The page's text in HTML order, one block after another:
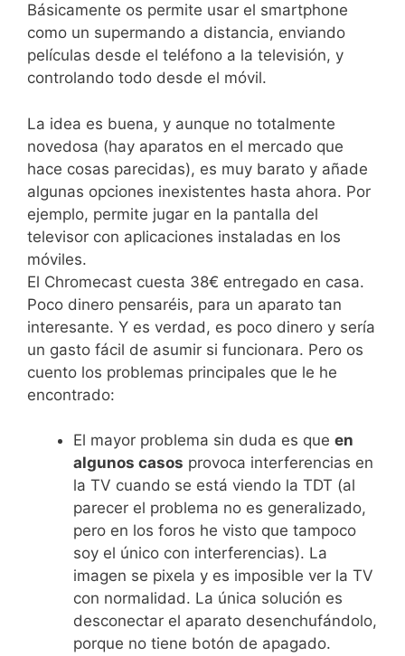
Básicamente os permite usar el smartphone
como un supermando a distancia, enviando
películas desde el teléfono a la televisión, y
controlando todo desde el móvil.
La idea es buena, y aunque no totalmente
novedosa (hay aparatos en el mercado que
hace cosas parecidas), es muy barato y añade
algunas opciones inexistentes hasta ahora. Por
ejemplo, permite jugar en la pantalla del
televisor con aplicaciones instaladas en los
móviles.
El Chromecast cuesta 38€ entregado en casa.
Poco dinero pensaréis, para un aparato tan
interesante. Y es verdad, es poco dinero y sería
un gasto fácil de asumir si funcionara. Pero os
cuento los problemas principales que le he
encontrado:
El mayor problema sin duda es que en
algunos casos provoca interferencias en
la TV cuando se está viendo la TDT (al
parecer el problema no es generalizado,
pero en los foros he visto que tampoco
soy el único con interferencias). La
imagen se pixela y es imposible ver la TV
con normalidad. La única solución es
desconectar el aparato desenchufándolo,
porque no tiene botón de apagado.